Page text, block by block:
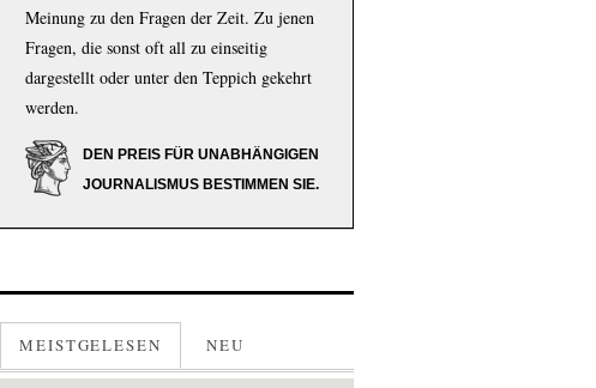
Meinung zu den Fragen der Zeit. Zu jenen
Fragen, die sonst oft all zu einseitig
dargestellt oder unter den Teppich gekehrt
werden.
DEN PREIS FÜR UNABHÄNGIGEN
JOURNALISMUS BESTIMMEN SIE.
MEISTGELESEN NEU